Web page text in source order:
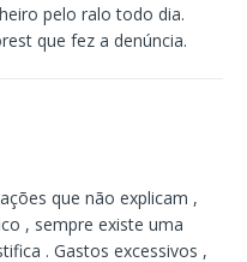
pelo ralo todo dia.
que fez a denúncia.
que não explicam ,
, sempre existe uma
. Gastos excessivos ,